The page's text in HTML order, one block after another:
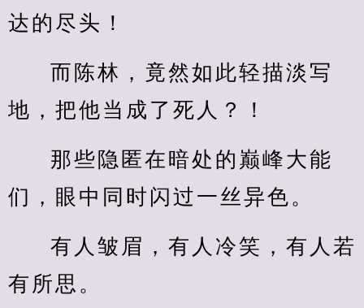
达的尽头！
而陈林，竟然如此轻描淡写
地，把他当成了死人？！
那些隐匿在暗处的巅峰大能
们，眼中同时闪过一丝异色。
有人皱眉，有人冷笑，有人若
有所思。